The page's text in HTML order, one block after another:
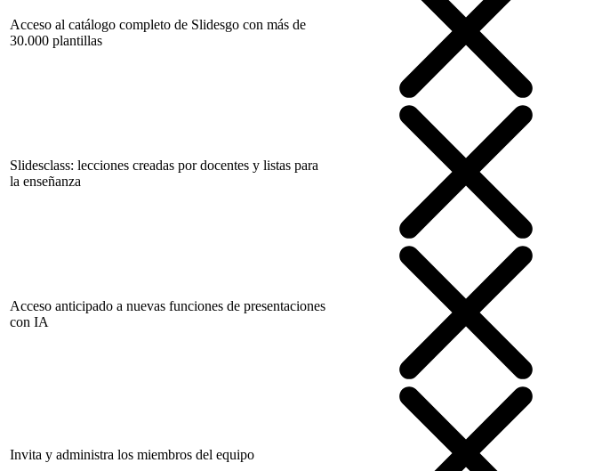
Acceso al catálogo completo de Slidesgo con más de
30.000 plantillas
Slidesclass: lecciones creadas por docentes y listas para
la enseñanza
Acceso anticipado a nuevas funciones de presentaciones
con IA
Invita y administra los miembros del equipo